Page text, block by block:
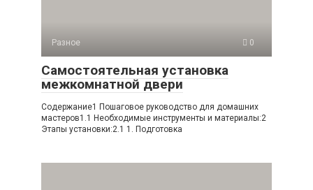
Разное 0
Самостоятельная установка
межкомнатной двери
Содержание1 Пошаговое руководство для домашних
мастеров1.1 Необходимые инструменты и материалы:2
Этапы установки:2.1 1. Подготовка